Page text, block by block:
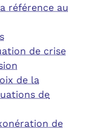
référence au
de crise
de la
de
de